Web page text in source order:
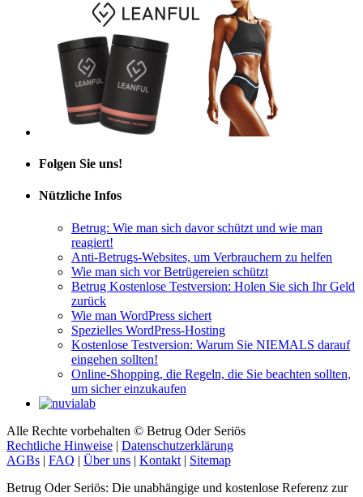
Folgen Sie uns!
Nützliche Infos
Betrug: Wie man sich davor schützt und wie man
reagiert!
Anti-Betrugs-Websites, um Verbrauchern zu helfen
Wie man sich vor Betrügereien schützt
Betrug Kostenlose Testversion: Holen Sie sich Ihr Geld
zurück
Wie man WordPress sichert
Spezielles WordPress-Hosting
Kostenlose Testversion: Warum Sie NIEMALS darauf
eingehen sollten!
Online-Shopping, die Regeln, die Sie beachten sollten,
um sicher einzukaufen
Alle Rechte vorbehalten © Betrug Oder Seriös
Rechtliche Hinweise | Datenschutzerklärung
AGBs | FAQ | Über uns | Kontakt | Sitemap
Betrug Oder Seriös: Die unabhängige und kostenlose Referenz zur